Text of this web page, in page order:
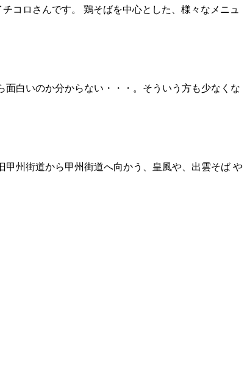
コロさんです。 鶏そばを中心とした、様々なメニュ
白いのか分からない・・・。そういう方も少なくな
州街道から甲州街道へ向かう、皇風や、出雲そば や